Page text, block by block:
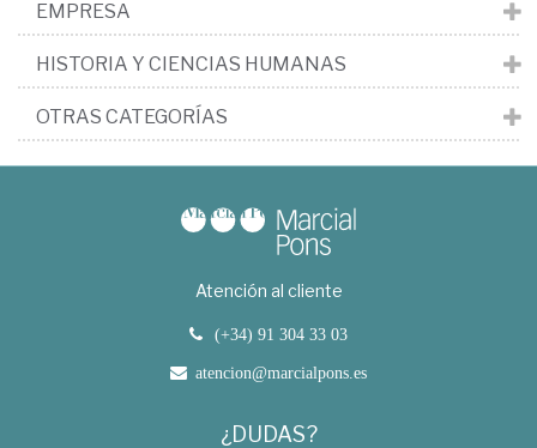
EMPRESA
HISTORIA Y CIENCIAS HUMANAS
OTRAS CATEGORÍAS
Atención al cliente
(+34) 91 304 33 03
atencion@marcialpons.es
¿DUDAS?